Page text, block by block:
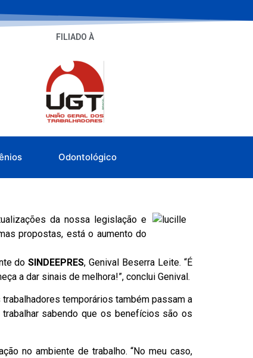
FILIADO À
Odontológico
da nossa legislação e
propostas, está o aumento do
doSINDEEPRES, Genival Beserra Leite. “É
a dar sinais de melhora!”, conclui Genival.
temporários também passam a
sabendo que os benefícios são os
no ambiente de trabalho. “No meu caso,